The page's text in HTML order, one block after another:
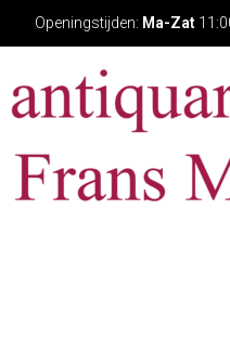
Openingstijden: Ma-Zat